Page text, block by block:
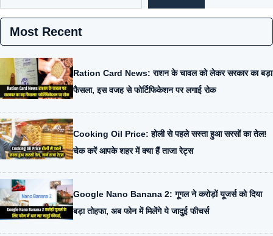
Most Recent
Ration Card News: राशन के चावल को लेकर सरकार का बड़ा
फैसला, इस वजह से फोर्टिफिकेशन पर लगाई रोक
Cooking Oil Price: होली से पहले सस्ता हुआ सरसों का तेल!
चेक करें आपके शहर में क्या हैं ताजा रेट्स
Google Nano Banana 2: गूगल ने करोड़ों यूजर्स को दिया
बड़ा तोहफा, अब फोन में मिलेंगे ये जादुई फीचर्स